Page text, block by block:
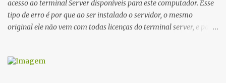
acesso ao terminal Server disponíveis para este computador. Esse
tipo de erro é por que ao ser instalado o servidor, o mesmo
original ele não vem com todas licenças do terminal server, e para
renovação com seu fornecedor. Ai vem outro problema ao